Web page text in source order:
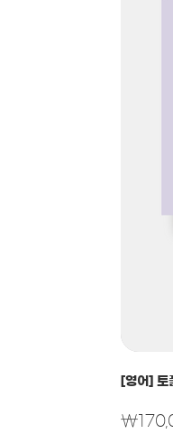
[영어]
가
격